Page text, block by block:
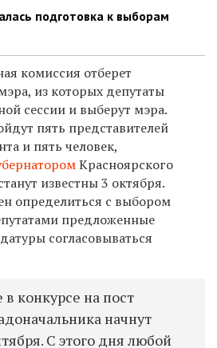
подготовка к выборам
комиссия отберет
из которых депутаты
сессии и выберут мэра.
пять представителей
и пять человек,
Красноярского
известны 3 октября.
определиться с выбором
предложенные
согласовываться
в конкурсе на пост
начнут
С этого дня любой